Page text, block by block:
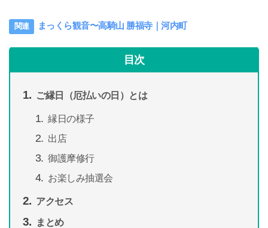
まっくら観音〜高騎山 勝福寺｜河内町
目次
ご縁日（厄払いの日）とは
縁日の様子
出店
御護摩修行
お楽しみ抽選会
アクセス
まとめ